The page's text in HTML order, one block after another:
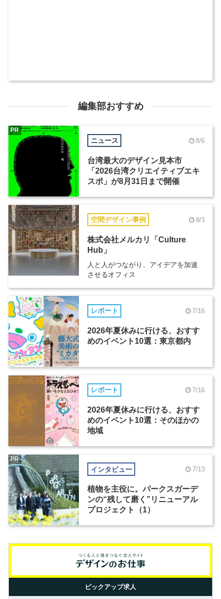
編集部おすすめ
ニュース 8/6
台湾最大のデザイン見本市
「2026台湾クリエイティブエキ
スポ」が8月31日まで開催
PR
空間デザイン事例 8/3
株式会社メルカリ「Culture
Hub」
人と人がつながり、アイデアを加速
させるオフィス
レポート 7/16
2026年夏休みに行ける、おすす
めのイベント10選：東京都内
レポート 7/16
2026年夏休みに行ける、おすす
めのイベント10選：そのほかの
地域
インタビュー 7/13
植物を主役に。パークスガーデ
ンの“残して磨く”リニューアル
プロジェクト（1）
PR
ピックアップ求人